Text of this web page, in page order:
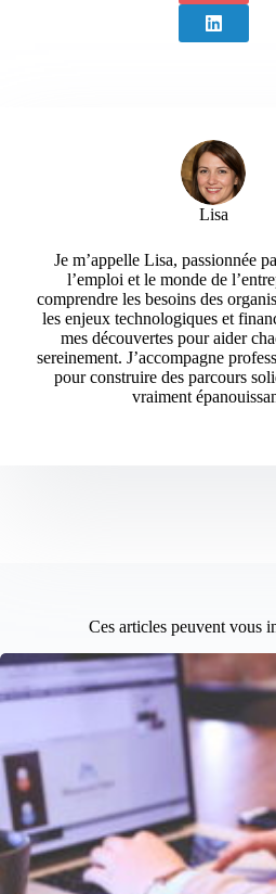
Lisa
Je m’appelle Lisa, passionnée
l’emploi et le monde de
comprendre les besoins des
les enjeux technologiques et
mes découvertes pour aider
sereinement. J’accompagne
pour construire des parcours
vraiment
Ces articles peuvent vous